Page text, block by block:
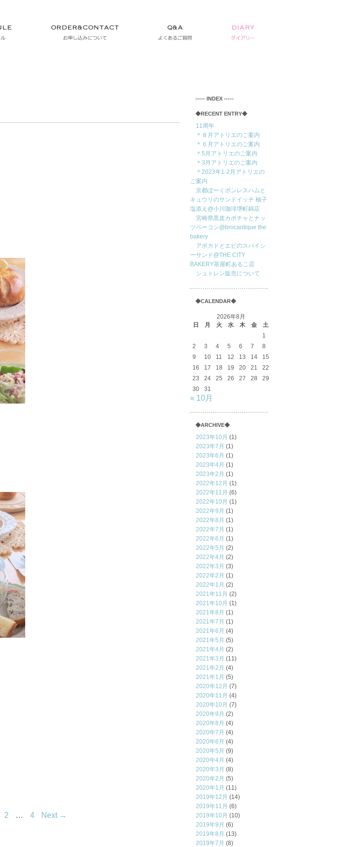
2 … 4 Next →
‐‐‐‐‐ INDEX ‐‐‐‐‐
◆RECENT ENTRY◆
11周年
＊８月アトリエのご案内
＊６月アトリエのご案内
＊5月アトリエのご案内
＊3月アトリエのご案内
＊2023年1-2月アトリエの
ご案内
京都ぽーくボンレスハムと
キュウリのサンドイッチ 柚子
塩添え@小川珈琲堺町錦店
宮崎県黒皮カボチャとナッ
ツベーコン@brocantique the
bakery
アボカドとエビのスパイシ
ーサンド@THE CITY
BAKERY茶屋町あるこ店
シュトレン販売について
◆CALENDAR◆
2026年8月
日
月 火 水 木 金
土
1
2
3 4 5 6 7
8
9
10 11 12 13 14
15
16
17 18 19 20 21
22
23
24 25 26 27 28
29
30
31
« 10月
◆ARCHIVE◆
2023年10月 (1)
2023年7月 (1)
2023年6月 (1)
2023年4月 (1)
2023年2月 (1)
2022年12月 (1)
2022年11月 (6)
2022年10月 (1)
2022年9月 (1)
2022年8月 (1)
2022年7月 (1)
2022年6月 (1)
2022年5月 (2)
2022年4月 (2)
2022年3月 (3)
2022年2月 (1)
2022年1月 (2)
2021年11月 (2)
2021年10月 (1)
2021年8月 (1)
2021年7月 (1)
2021年6月 (4)
2021年5月 (5)
2021年4月 (2)
2021年3月 (11)
2021年2月 (4)
2021年1月 (5)
2020年12月 (7)
2020年11月 (4)
2020年10月 (7)
2020年9月 (2)
2020年8月 (4)
2020年7月 (4)
2020年6月 (4)
2020年5月 (9)
2020年4月 (4)
2020年3月 (8)
2020年2月 (5)
2020年1月 (11)
2019年12月 (14)
2019年11月 (6)
2019年10月 (10)
2019年9月 (6)
2019年8月 (13)
2019年7月 (8)